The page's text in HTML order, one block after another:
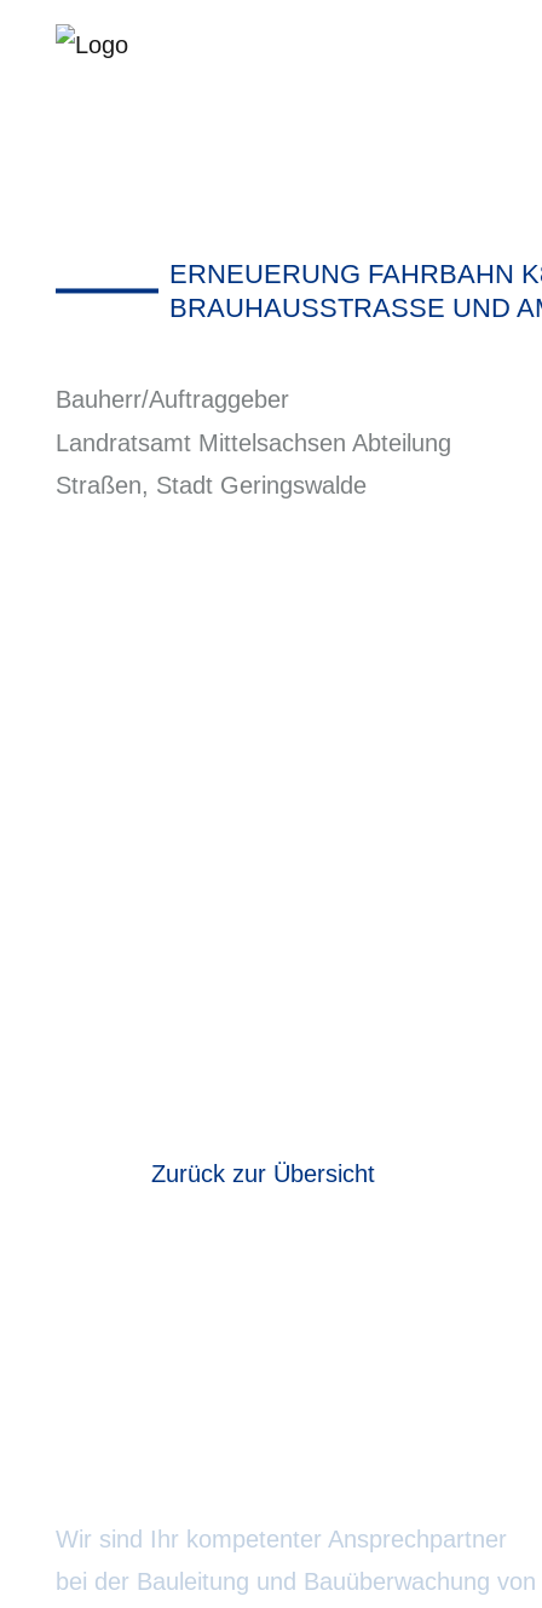
ERNEUERUNG FAHRBAHN
RAUHAUSSTRASSE UND
Bauherr/Auftraggeber
Landratsamt Mittelsachsen Abteilung
Straßen, Stadt Geringswalde
Zurück zur Übersicht
Wir sind Ihr kompetenter Ansprechpartner
bei der Bauleitung und Bauüberwachung von